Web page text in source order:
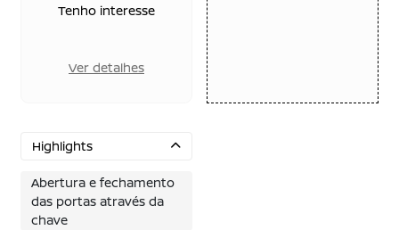
Tenho interesse
Ver detalhes
Highlights
Abertura e fechamento
das portas através da
chave